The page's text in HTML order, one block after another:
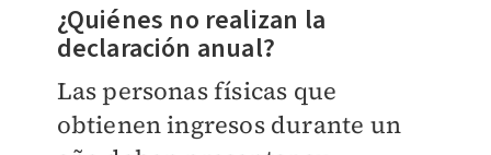
¿Quiénes no realizan la
declaración anual?
Las personas físicas que
obtienen ingresos durante un